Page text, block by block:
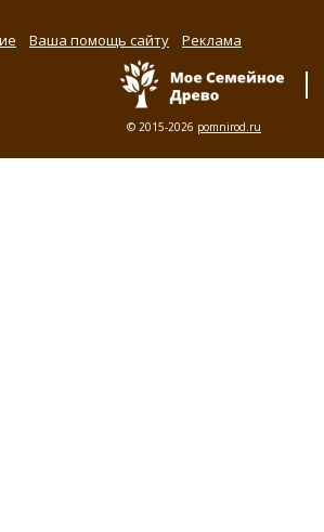
Ваша помощь сайту Реклама
© 2015-2026 pomnirod.ru